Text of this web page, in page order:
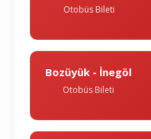
Otobüs Bileti
Bozüyük - İnegöl
Otobüs Bileti